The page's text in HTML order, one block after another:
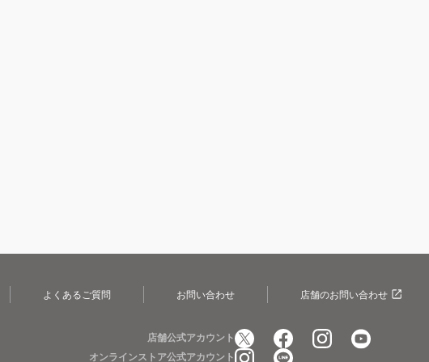
よくあるご質問 お問い合わせ 店舗のお問い合わせ
店舗公式アカウント
オンラインストア公式アカウント